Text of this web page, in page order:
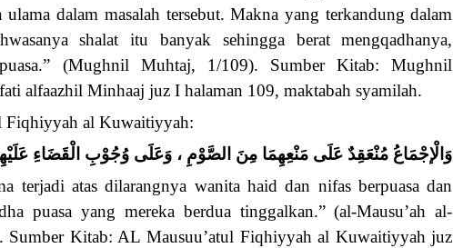
ulama dalam masalah tersebut. Makna yang terkandung dalam
shalat itu banyak sehingga berat mengqadhanya,
(Mughnil Muhtaj, 1/109). Sumber Kitab: Mughnil
alfaazhil Minhaaj juz I halaman 109, maktabah syamilah.
Fiqhiyyah al Kuwaitiyyah:
وَالْإجْمَاعُ مُنْعَقِدٌ عَلَى مَنْعِهِمَا مِنَ الصَّوْمِ ، وَعَلَى وُجُوْبِ الْقَضَاءِ
terjadi atas dilarangnya wanita haid dan nifas berpuasa dan
puasa yang mereka berdua tinggalkan.” (al-Mausu’ah al-
Sumber Kitab: AL Mausuu’atul Fiqhiyyah al Kuwaitiyyah juz